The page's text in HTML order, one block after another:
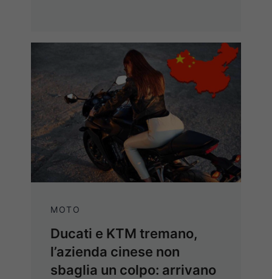
MOTO
Ducati e KTM tremano,
l’azienda cinese non
sbaglia un colpo: arrivano